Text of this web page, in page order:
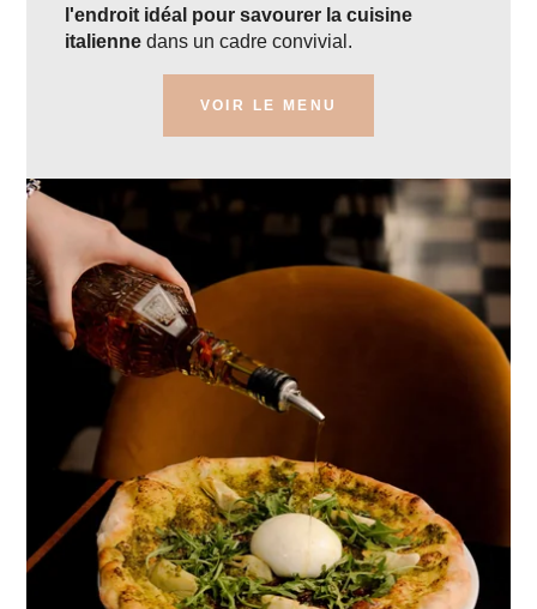
l'endroit idéal pour savourer la cuisine
italienne dans un cadre convivial.
VOIR LE MENU